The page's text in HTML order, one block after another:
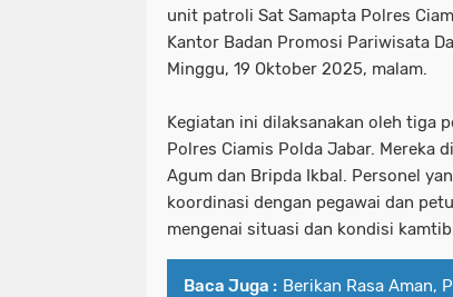
unit patroli Sat Samapta Polres
Kantor Badan Promosi Pariwisata
Minggu, 19 Oktober 2025, malam.
Kegiatan ini dilaksanakan oleh tiga
Polres Ciamis Polda Jabar. Mereka
Agum dan Bripda Ikbal. Personel
koordinasi dengan pegawai dan
mengenai situasi dan kondisi
Baca Juga : Berikan Rasa Aman,